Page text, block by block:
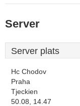
Server
Server plats
Hc Chodov
Praha
Tjeckien
50.08, 14.47